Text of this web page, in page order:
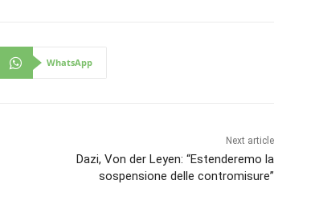
WhatsApp
Next article
Dazi, Von der Leyen: “Estenderemo la
sospensione delle contromisure”